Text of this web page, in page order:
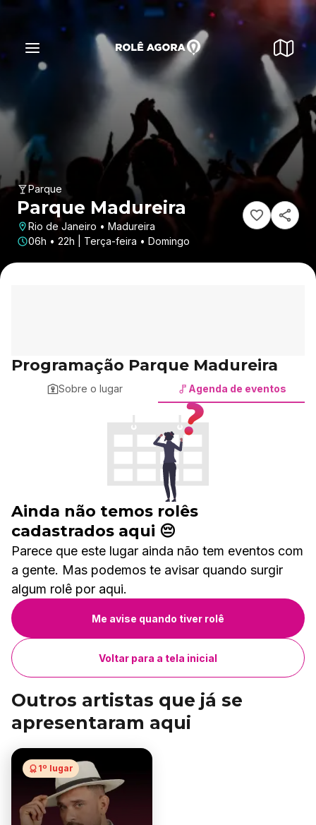
Parque
Parque Madureira
Rio de Janeiro • Madureira
06h • 22h | Terça-feira • Domingo
Programação Parque Madureira
Sobre o lugar Agenda de eventos
Ainda não temos rolês
cadastrados aqui 😔
Parece que este lugar ainda não tem eventos com
a gente. Mas podemos te avisar quando surgir
algum rolê por aqui.
Me avise quando tiver rolê
Voltar para a tela inicial
Outros artistas que já se
apresentaram aqui
1º lugar